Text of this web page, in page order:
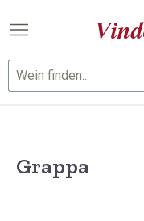
Zum Hauptinhalt springen
Grappa